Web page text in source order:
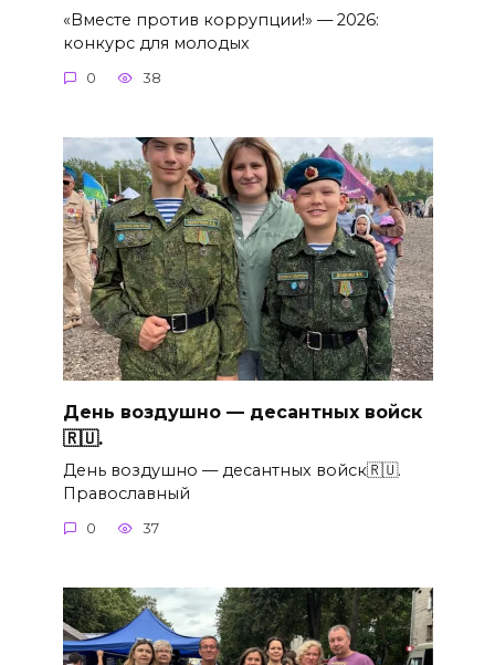
«Вместе против коррупции!» — 2026:
конкурс для молодых
0 38
День воздушно — десантных войск
🇷🇺.
День воздушно — десантных войск🇷🇺.
Православный
0 37